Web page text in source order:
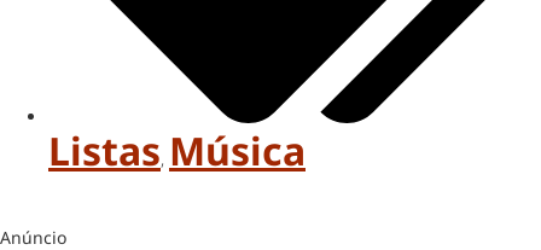
Listas, Música
Anúncio